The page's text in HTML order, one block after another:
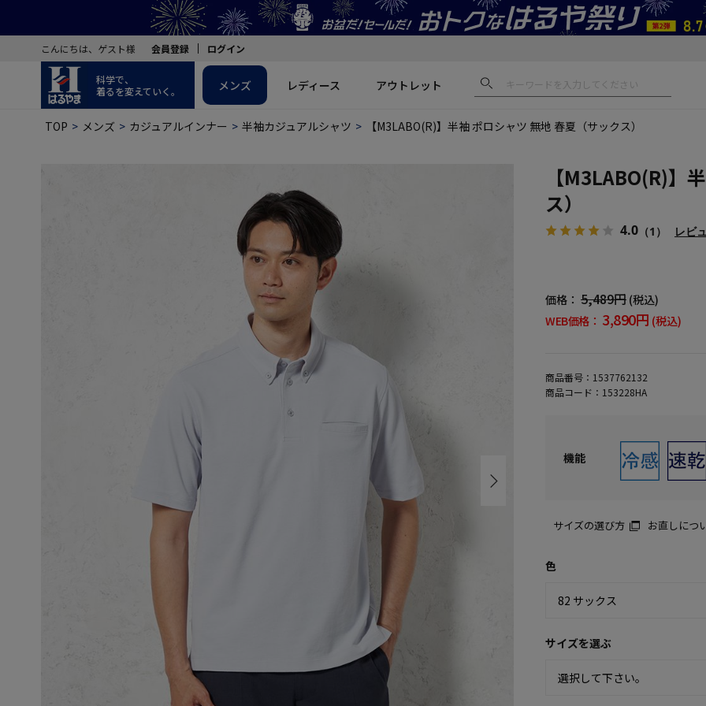
こんにちは、ゲスト様 会員登録 ログイン
科学で、
着るを変えていく。
メンズ レディース アウトレット
TOP メンズ カジュアルインナー 半袖カジュアルシャツ 【M3LABO(R)】半袖 ポロシャツ 無地 春夏（サックス）
【M3LABO(R)】
ス）
4.0 （1） レビ
価格： 5,489円 (税込)
WEB価格： 3,890円 (税込)
商品番号： 1537762132
商品コード： 153228HA
機能
サイズの選び方 お直しにつ
色
サイズを選ぶ